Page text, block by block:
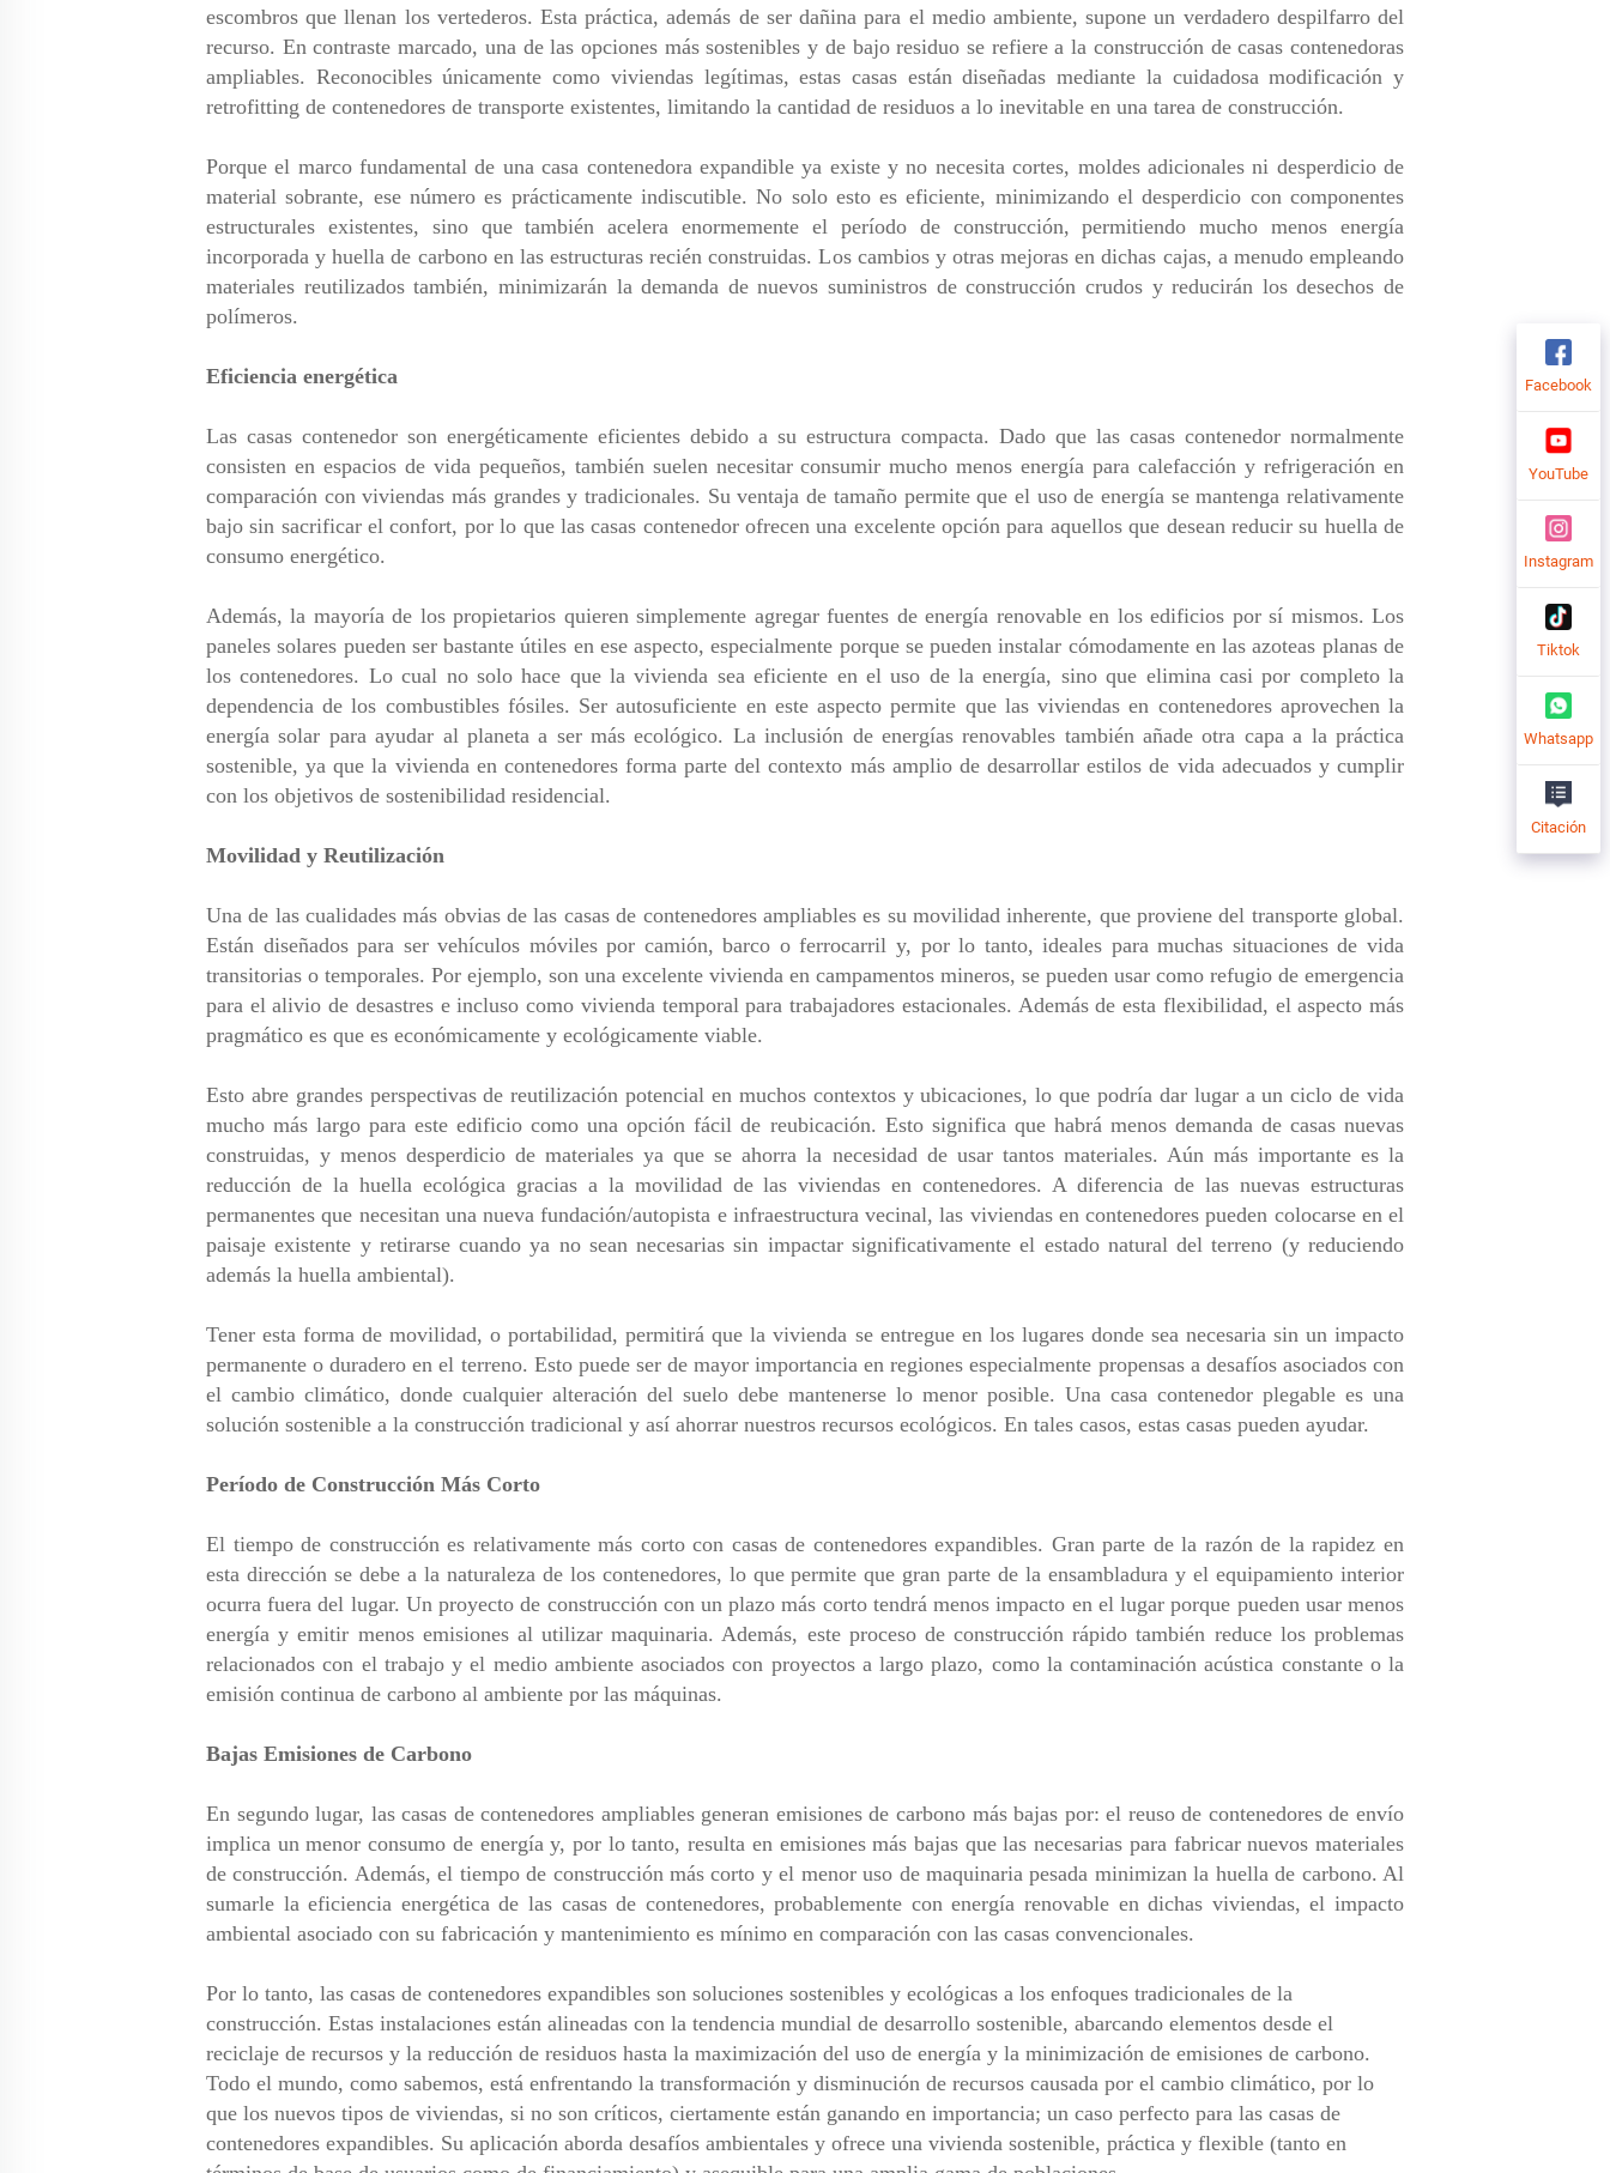
escombros que llenan los vertederos. Esta práctica, además de ser dañina para el medio ambiente, supone un verdadero despilfarro del
recurso. En contraste marcado, una de las opciones más sostenibles y de bajo residuo se refiere a la construcción de casas contenedoras
ampliables. Reconocibles únicamente como viviendas legítimas, estas casas están diseñadas mediante la cuidadosa modificación y
retrofitting de contenedores de transporte existentes, limitando la cantidad de residuos a lo inevitable en una tarea de construcción.
Porque el marco fundamental de una casa contenedora expandible ya existe y no necesita cortes, moldes adicionales ni desperdicio de
material sobrante, ese número es prácticamente indiscutible. No solo esto es eficiente, minimizando el desperdicio con componentes
estructurales existentes, sino que también acelera enormemente el período de construcción, permitiendo mucho menos energía
incorporada y huella de carbono en las estructuras recién construidas. Los cambios y otras mejoras en dichas cajas, a menudo empleando
materiales reutilizados también, minimizarán la demanda de nuevos suministros de construcción crudos y reducirán los desechos de
polímeros.
Eficiencia energética
Las casas contenedor son energéticamente eficientes debido a su estructura compacta. Dado que las casas contenedor normalmente
consisten en espacios de vida pequeños, también suelen necesitar consumir mucho menos energía para calefacción y refrigeración en
comparación con viviendas más grandes y tradicionales. Su ventaja de tamaño permite que el uso de energía se mantenga relativamente
bajo sin sacrificar el confort, por lo que las casas contenedor ofrecen una excelente opción para aquellos que desean reducir su huella de
consumo energético.
Además, la mayoría de los propietarios quieren simplemente agregar fuentes de energía renovable en los edificios por sí mismos. Los
paneles solares pueden ser bastante útiles en ese aspecto, especialmente porque se pueden instalar cómodamente en las azoteas planas de
los contenedores. Lo cual no solo hace que la vivienda sea eficiente en el uso de la energía, sino que elimina casi por completo la
dependencia de los combustibles fósiles. Ser autosuficiente en este aspecto permite que las viviendas en contenedores aprovechen la
energía solar para ayudar al planeta a ser más ecológico. La inclusión de energías renovables también añade otra capa a la práctica
sostenible, ya que la vivienda en contenedores forma parte del contexto más amplio de desarrollar estilos de vida adecuados y cumplir
con los objetivos de sostenibilidad residencial.
Movilidad y Reutilización
Una de las cualidades más obvias de las casas de contenedores ampliables es su movilidad inherente, que proviene del transporte global.
Están diseñados para ser vehículos móviles por camión, barco o ferrocarril y, por lo tanto, ideales para muchas situaciones de vida
transitorias o temporales. Por ejemplo, son una excelente vivienda en campamentos mineros, se pueden usar como refugio de emergencia
para el alivio de desastres e incluso como vivienda temporal para trabajadores estacionales. Además de esta flexibilidad, el aspecto más
pragmático es que es económicamente y ecológicamente viable.
Esto abre grandes perspectivas de reutilización potencial en muchos contextos y ubicaciones, lo que podría dar lugar a un ciclo de vida
mucho más largo para este edificio como una opción fácil de reubicación. Esto significa que habrá menos demanda de casas nuevas
construidas, y menos desperdicio de materiales ya que se ahorra la necesidad de usar tantos materiales. Aún más importante es la
reducción de la huella ecológica gracias a la movilidad de las viviendas en contenedores. A diferencia de las nuevas estructuras
permanentes que necesitan una nueva fundación/autopista e infraestructura vecinal, las viviendas en contenedores pueden colocarse en el
paisaje existente y retirarse cuando ya no sean necesarias sin impactar significativamente el estado natural del terreno (y reduciendo
además la huella ambiental).
Tener esta forma de movilidad, o portabilidad, permitirá que la vivienda se entregue en los lugares donde sea necesaria sin un impacto
permanente o duradero en el terreno. Esto puede ser de mayor importancia en regiones especialmente propensas a desafíos asociados con
el cambio climático, donde cualquier alteración del suelo debe mantenerse lo menor posible. Una casa contenedor plegable es una
solución sostenible a la construcción tradicional y así ahorrar nuestros recursos ecológicos. En tales casos, estas casas pueden ayudar.
Período de Construcción Más Corto
El tiempo de construcción es relativamente más corto con casas de contenedores expandibles. Gran parte de la razón de la rapidez en
esta dirección se debe a la naturaleza de los contenedores, lo que permite que gran parte de la ensambladura y el equipamiento interior
ocurra fuera del lugar. Un proyecto de construcción con un plazo más corto tendrá menos impacto en el lugar porque pueden usar menos
energía y emitir menos emisiones al utilizar maquinaria. Además, este proceso de construcción rápido también reduce los problemas
relacionados con el trabajo y el medio ambiente asociados con proyectos a largo plazo, como la contaminación acústica constante o la
emisión continua de carbono al ambiente por las máquinas.
Bajas Emisiones de Carbono
En segundo lugar, las casas de contenedores ampliables generan emisiones de carbono más bajas por: el reuso de contenedores de envío
implica un menor consumo de energía y, por lo tanto, resulta en emisiones más bajas que las necesarias para fabricar nuevos materiales
de construcción. Además, el tiempo de construcción más corto y el menor uso de maquinaria pesada minimizan la huella de carbono. Al
sumarle la eficiencia energética de las casas de contenedores, probablemente con energía renovable en dichas viviendas, el impacto
ambiental asociado con su fabricación y mantenimiento es mínimo en comparación con las casas convencionales.
Por lo tanto, las casas de contenedores expandibles son soluciones sostenibles y ecológicas a los enfoques tradicionales de la
construcción. Estas instalaciones están alineadas con la tendencia mundial de desarrollo sostenible, abarcando elementos desde el
reciclaje de recursos y la reducción de residuos hasta la maximización del uso de energía y la minimización de emisiones de carbono.
Todo el mundo, como sabemos, está enfrentando la transformación y disminución de recursos causada por el cambio climático, por lo
que los nuevos tipos de viviendas, si no son críticos, ciertamente están ganando en importancia; un caso perfecto para las casas de
contenedores expandibles. Su aplicación aborda desafíos ambientales y ofrece una vivienda sostenible, práctica y flexible (tanto en
Facebook
YouTube
Instagram
Tiktok
Whatsapp
Citación